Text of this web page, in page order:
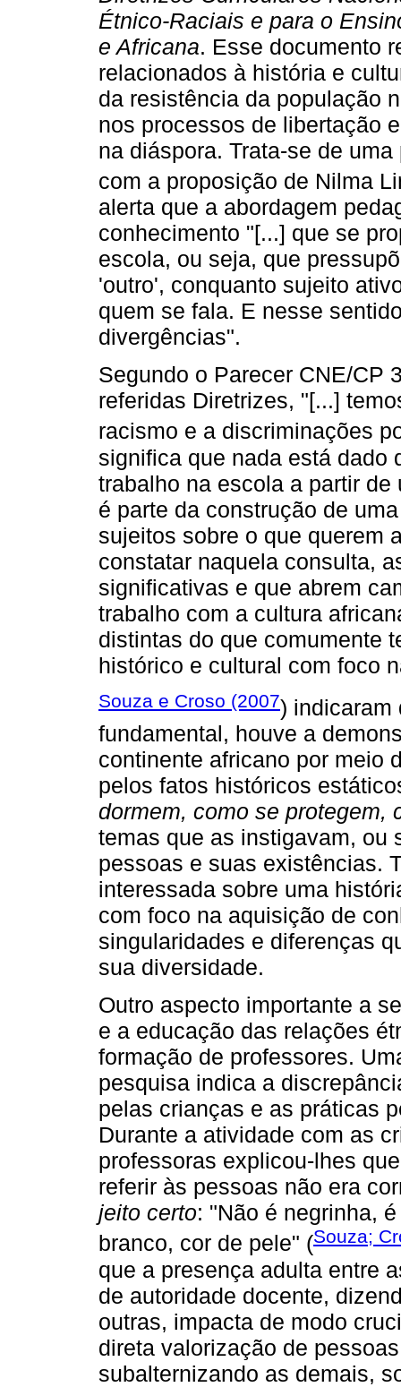
Étnico-Raciais e para o
e Africana. Esse documento
relacionados à história e
da resistência da população
nos processos de libertação
na diáspora. Trata-se de
com a proposição de Nilma
alerta que a abordagem
conhecimento "[...] que se
escola, ou seja, que
'outro', conquanto sujeito
quem se fala. E nesse
divergências".
Segundo o Parecer CNE/CP
referidas Diretrizes, "[...]
racismo e a discriminações
significa que nada está dado
trabalho na escola a partir
é parte da construção de
sujeitos sobre o que querem
constatar naquela consulta,
significativas e que abrem
trabalho com a cultura
distintas do que comumente
histórico e cultural com foco
Souza e Croso (2007) indicaram
fundamental, houve a
continente africano por meio
pelos fatos históricos
dormem, como se protegem,
temas que as instigavam, ou
pessoas e suas existências.
interessada sobre uma
com foco na aquisição de
singularidades e diferenças
sua diversidade.
Outro aspecto importante a
e a educação das relações
formação de professores.
pesquisa indica a
pelas crianças e as práticas
Durante a atividade com as
professoras explicou-lhes
referir às pessoas não era
jeito certo: "Não é negrinha,
branco, cor de pele" (Souza;
que a presença adulta entre
de autoridade docente,
outras, impacta de modo
direta valorização de
subalternizando as demais,